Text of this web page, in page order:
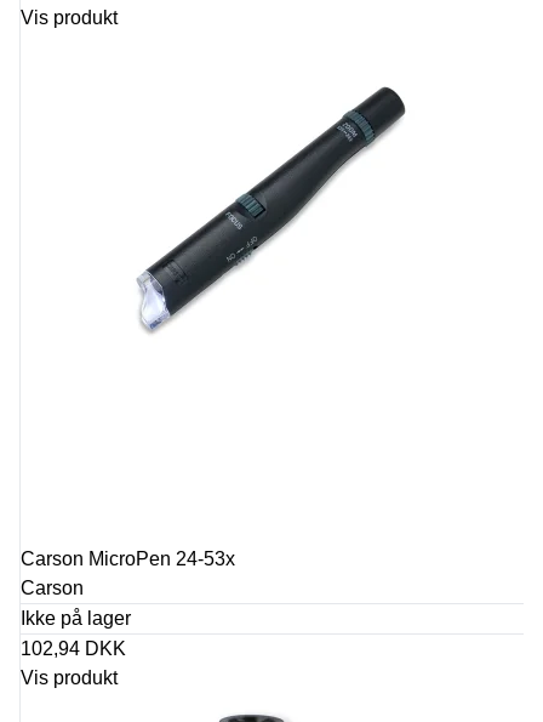
Vis produkt
Carson MicroPen 24-53x
Carson
Ikke på lager
102,94 DKK
Vis produkt